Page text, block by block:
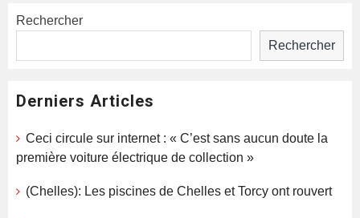
Rechercher
Rechercher
Derniers Articles
Ceci circule sur internet : « C’est sans aucun doute la
première voiture électrique de collection »
(Chelles): Les piscines de Chelles et Torcy ont rouvert